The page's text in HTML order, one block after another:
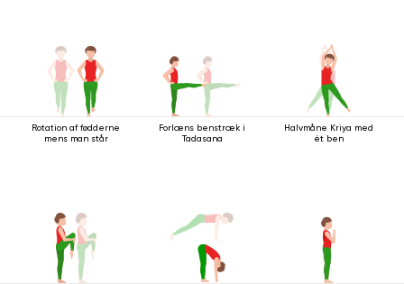
Rotation af fødderne
mens man står
Forlæns benstræk i
Tadasana
Halvmåne Kriya med
ét ben